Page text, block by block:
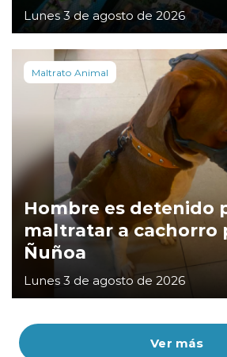
Ver más
Lunes 3 de agosto de 2026
Maltrato Animal
Hombre es detenido
maltratar a cachorro
Ñuñoa
Lunes 3 de agosto de 2026